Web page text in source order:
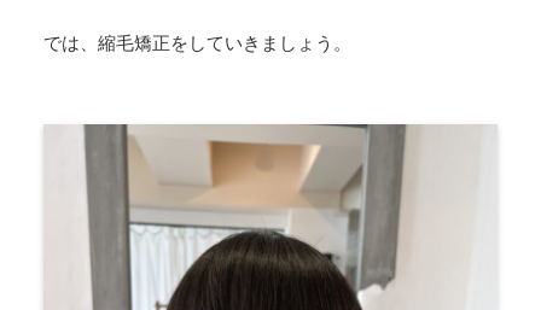
では、縮毛矯正をしていきましょう。